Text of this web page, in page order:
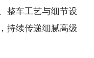
整车工艺与细节设
持续传递细腻高级